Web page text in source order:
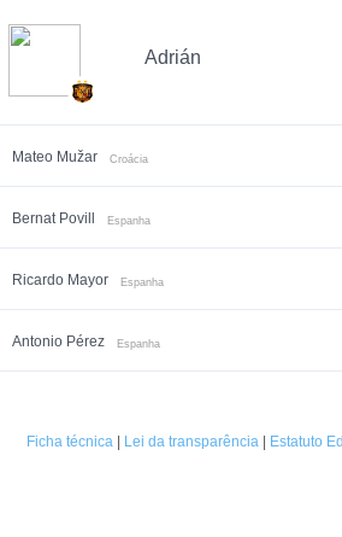
Adrián
Mateo Mužar Croácia
Bernat Povill Espanha
Ricardo Mayor Espanha
Antonio Pérez Espanha
Ficha técnica| Lei da transparência| Estatuto